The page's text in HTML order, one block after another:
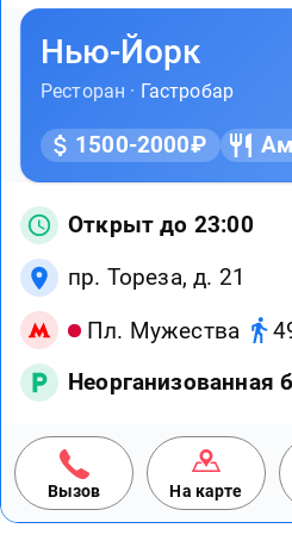
Нью-Йорк
Ресторан · Гастробар
1500-2000₽
Открыт до 23:00
пр. Тореза, д. 21
Пл. Мужества
Неорганизованная
Вызов На карте